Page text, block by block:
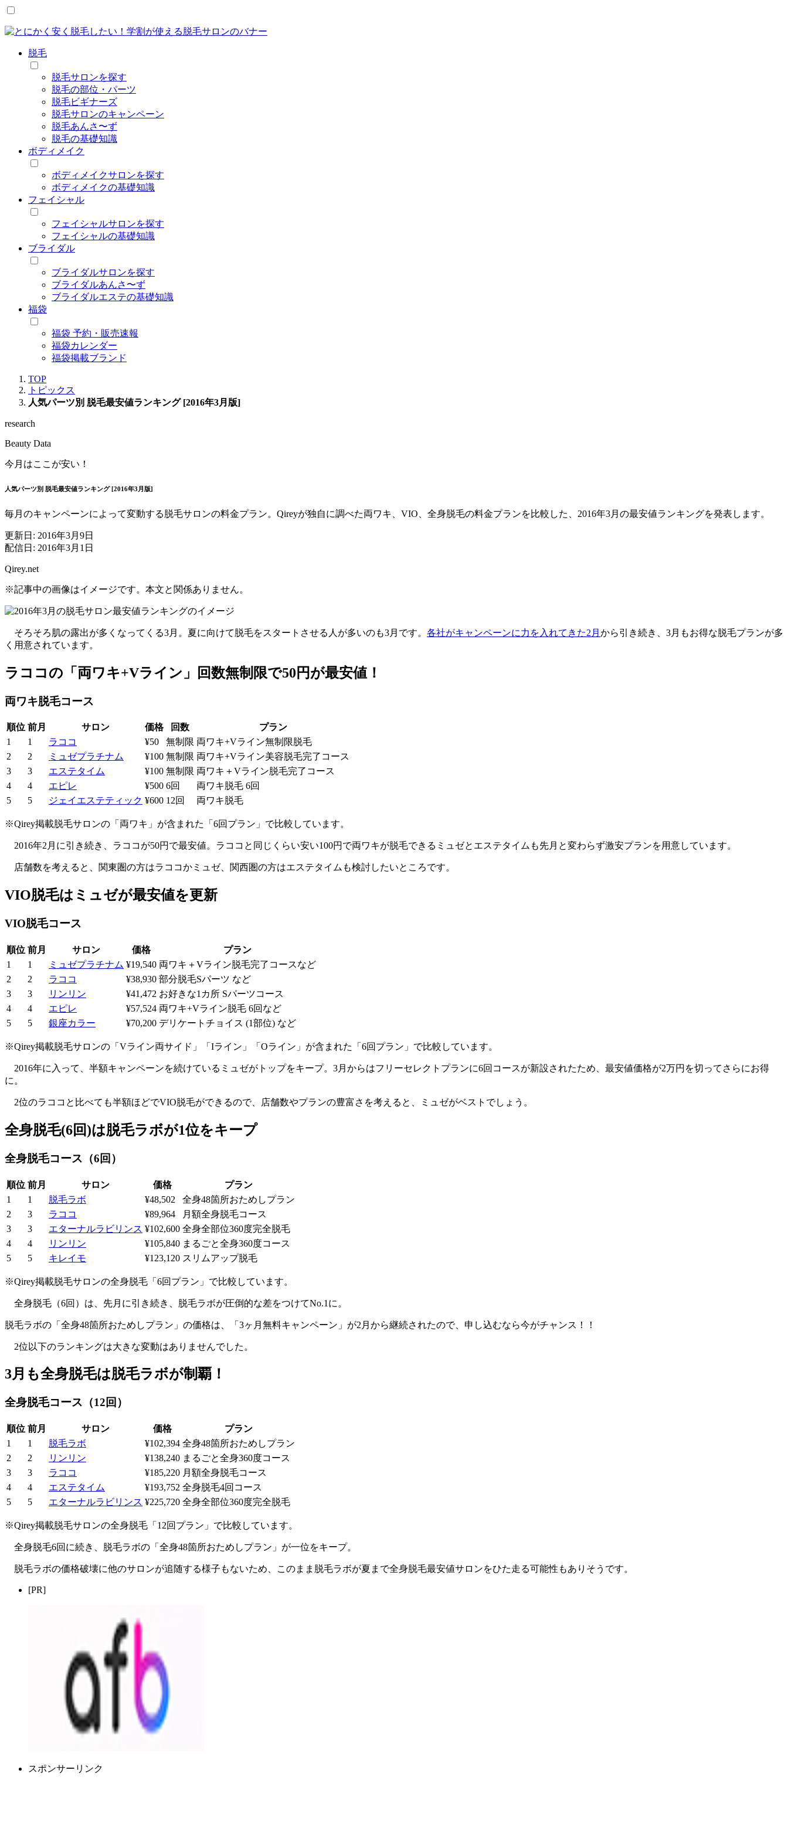
脱毛
脱毛サロンを探す
脱毛の部位・パーツ
脱毛ビギナーズ
脱毛サロンのキャンペーン
脱毛あんさ〜ず
脱毛の基礎知識
ボディメイク
ボディメイクサロンを探す
ボディメイクの基礎知識
フェイシャル
フェイシャルサロンを探す
フェイシャルの基礎知識
ブライダル
ブライダルサロンを探す
ブライダルあんさ〜ず
ブライダルエステの基礎知識
福袋
福袋 予約・販売速報
福袋カレンダー
福袋掲載ブランド
TOP
トピックス
人気パーツ別 脱毛最安値ランキング [2016年3月版]
research
Beauty Data
今月はここが安い！
人気パーツ別 脱毛最安値ランキング [2016年3月版]
毎月のキャンペーンによって変動する脱毛サロンの料金プラン。Qireyが独自に調べた両ワキ、VIO、全身脱毛の料金プランを比較した、2016年3月の最安値ランキングを発表します。
更新日: 2016年3月9日
配信日: 2016年3月1日
Qirey.net
※記事中の画像はイメージです。本文と関係ありません。
そろそろ肌の露出が多くなってくる3月。夏に向けて脱毛をスタートさせる人が多いのも3月です。 各社がキャンペーンに力を入れてきた2月 から引き続き、3月もお得な脱毛プランが多
く用意されています。
ラココの「両ワキ+Vライン」回数無制限で50円が最安値！
両ワキ脱毛コース
順位 前月 サロン 価格 回数
プラン
1
1 ラココ ¥50 無制限 両ワキ+Vライン無制限脱毛
2
2 ミュゼプラチナム ¥100 無制限 両ワキ+Vライン美容脱毛完了コース
3
3 エステタイム ¥100 無制限 両ワキ＋Vライン脱毛完了コース
4
4 エピレ ¥500 6回
両ワキ脱毛 6回
5
5 ジェイエステティック ¥600 12回 両ワキ脱毛
※Qirey掲載脱毛サロンの「両ワキ」が含まれた「6回プラン」で比較しています。
2016年2月に引き続き、ラココが50円で最安値。ラココと同じくらい安い100円で両ワキが脱毛できるミュゼとエステタイムも先月と変わらず激安プランを用意しています。
店舗数を考えると、関東圏の方はラココかミュゼ、関西圏の方はエステタイムも検討したいところです。
VIO脱毛はミュゼが最安値を更新
VIO脱毛コース
順位 前月 サロン 価格
プラン
1
1 ミュゼプラチナム ¥19,540 両ワキ＋Vライン脱毛完了コースなど
2
2 ラココ ¥38,930 部分脱毛Sパーツ など
3
3 リンリン ¥41,472 お好きな1カ所 Sパーツコース
4
4 エピレ ¥57,524 両ワキ+Vライン脱毛 6回など
5
5 銀座カラー ¥70,200 デリケートチョイス (1部位) など
※Qirey掲載脱毛サロンの「Vライン両サイド」「Iライン」「Oライン」が含まれた「6回プラン」で比較しています。
2016年に入って、半額キャンペーンを続けているミュゼがトップをキープ。3月からはフリーセレクトプランに6回コースが新設されたため、最安値価格が2万円を切ってさらにお得
に。
2位のラココと比べても半額ほどでVIO脱毛ができるので、店舗数やプランの豊富さを考えると、ミュゼがベストでしょう。
全身脱毛(6回)は脱毛ラボが1位をキープ
全身脱毛コース（6回）
順位 前月 サロン 価格
プラン
1
1 脱毛ラボ ¥48,502
全身48箇所おためしプラン
2
3 ラココ ¥89,964
月額全身脱毛コース
3
3 エターナルラビリンス ¥102,600 全身全部位360度完全脱毛
4
4 リンリン ¥105,840 まるごと全身360度コース
5
5 キレイモ ¥123,120 スリムアップ脱毛
※Qirey掲載脱毛サロンの全身脱毛「6回プラン」で比較しています。
全身脱毛（6回）は、先月に引き続き、脱毛ラボが圧倒的な差をつけてNo.1に。
脱毛ラボの「全身48箇所おためしプラン」の価格は、「3ヶ月無料キャンペーン」が2月から継続されたので、申し込むなら今がチャンス！！
2位以下のランキングは大きな変動はありませんでした。
3月も全身脱毛は脱毛ラボが制覇！
全身脱毛コース（12回）
順位 前月 サロン 価格
プラン
1
1 脱毛ラボ ¥102,394 全身48箇所おためしプラン
2
2 リンリン ¥138,240 まるごと全身360度コース
3
3 ラココ ¥185,220 月額全身脱毛コース
4
4 エステタイム ¥193,752 全身脱毛4回コース
5
5 エターナルラビリンス ¥225,720 全身全部位360度完全脱毛
※Qirey掲載脱毛サロンの全身脱毛「12回プラン」で比較しています。
全身脱毛6回に続き、脱毛ラボの「全身48箇所おためしプラン」が一位をキープ。
脱毛ラボの価格破壊に他のサロンが追随する様子もないため、このまま脱毛ラボが夏まで全身脱毛最安値サロンをひた走る可能性もありそうです。
[PR]
スポンサーリンク